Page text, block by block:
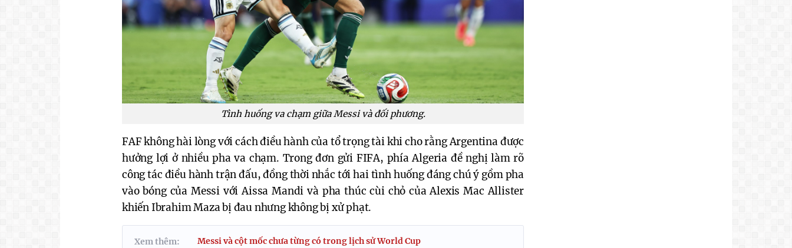
Tình huống va chạm giữa Messi và đối phương.
FAF không hài lòng với cách điều hành của tổ trọng tài khi cho rằng Argentina được
hưởng lợi ở nhiều pha va chạm. Trong đơn gửi FIFA, phía Algeria đề nghị làm rõ
công tác điều hành trận đấu, đồng thời nhắc tới hai tình huống đáng chú ý gồm pha
vào bóng của Messi với Aissa Mandi và pha thúc cùi chỏ của Alexis Mac Allister
khiến Ibrahim Maza bị đau nhưng không bị xử phạt.
Xem thêm: Messi và cột mốc chưa từng có trong lịch sử World Cup